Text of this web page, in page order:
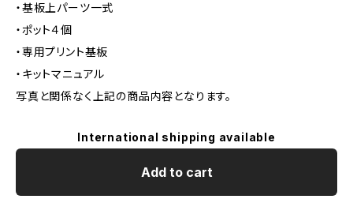
・基板上パーツ一式
・ポット４個
・専用プリント基板
・キットマニュアル
写真と関係なく上記の商品内容となります。
International shipping available
Add to cart